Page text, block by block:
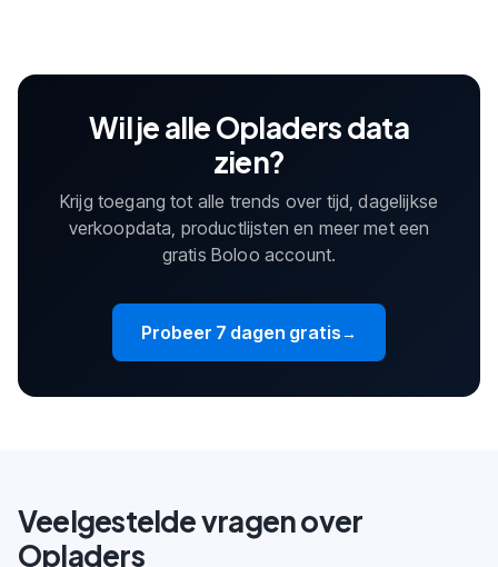
Wil je alle Opladers data
zien?
Krijg toegang tot alle trends over tijd, dagelijkse
verkoopdata, productlijsten en meer met een
gratis Boloo account.
Probeer 7 dagen gratis→
Veelgestelde vragen over
Opladers